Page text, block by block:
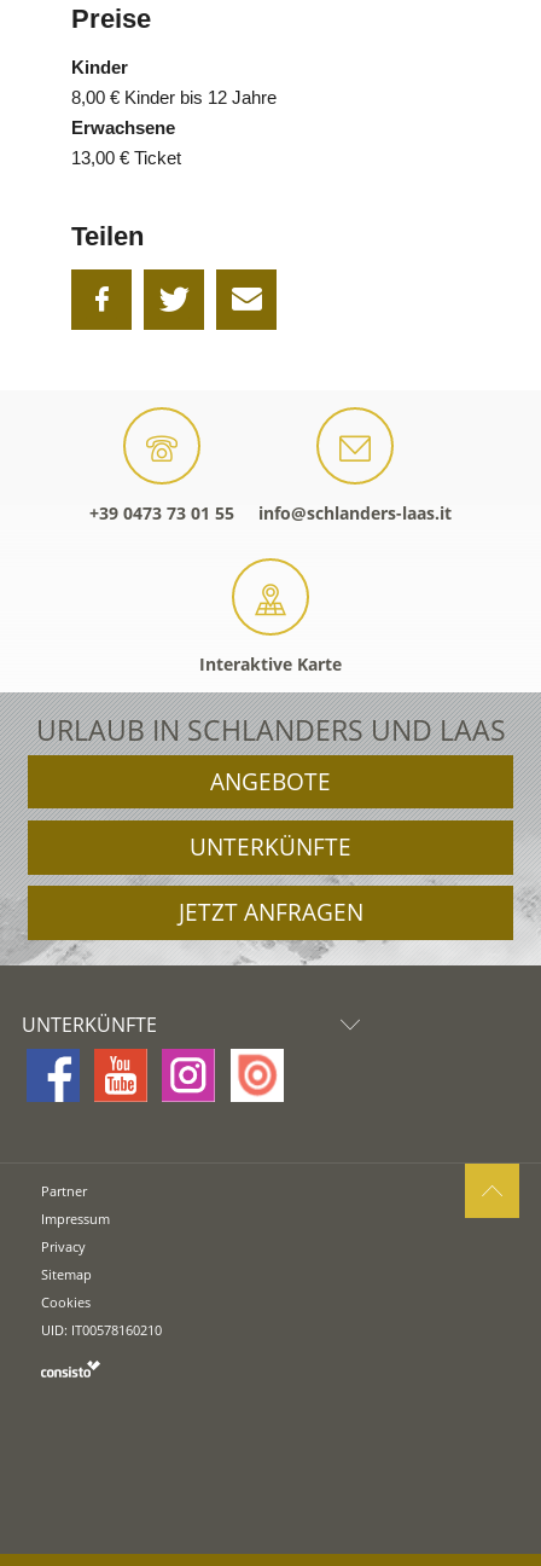
Preise
Kinder
8,00 € Kinder bis 12 Jahre
Erwachsene
13,00 €Ticket
Teilen
+39 0473 73 01 55 info@schlanders-laas.it
Interaktive Karte
URLAUB IN SCHLANDERS UND LAAS
ANGEBOTE
UNTERKÜNFTE
JETZT ANFRAGEN
UNTERKÜNFTE
Partner
Impressum
Privacy
Sitemap
Cookies
UID: IT00578160210